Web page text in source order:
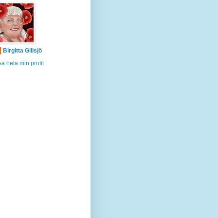
Birgitta Gillsjö
hela min profil